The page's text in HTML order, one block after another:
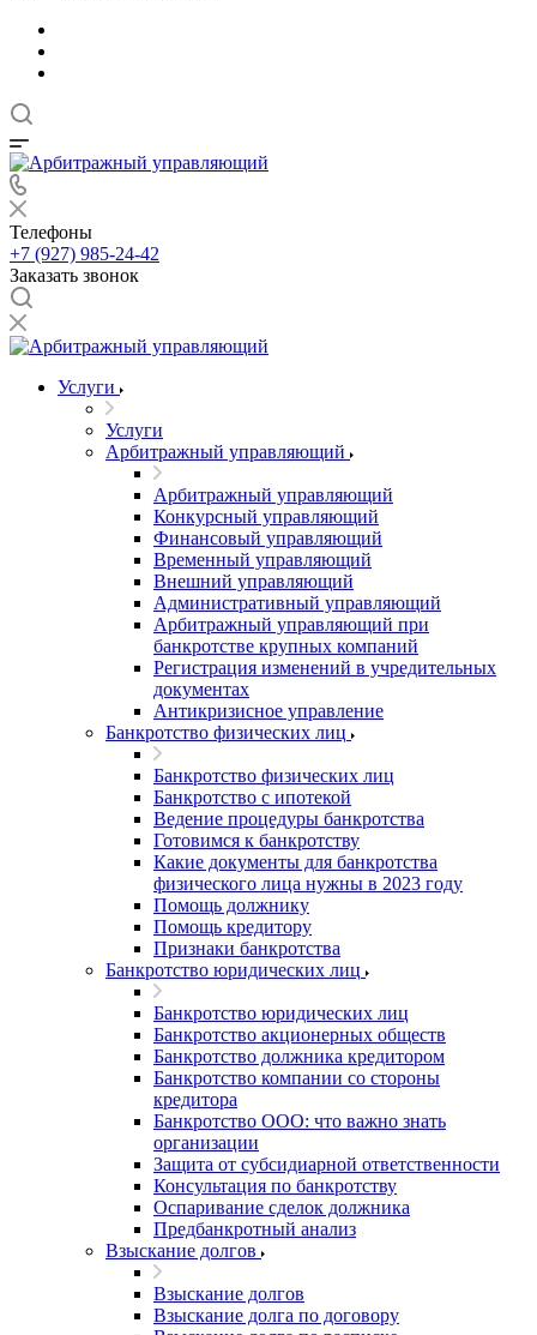
Телефоны
+7 (927) 985-24-42
Заказать звонок
Услуги
Услуги
Арбитражный управляющий
Арбитражный управляющий
Конкурсный управляющий
Финансовый управляющий
Временный управляющий
Внешний управляющий
Административный управляющий
Арбитражный управляющий при
банкротстве крупных компаний
Регистрация изменений в учредительных
документах
Антикризисное управление
Банкротство физических лиц
Банкротство физических лиц
Банкротство с ипотекой
Ведение процедуры банкротства
Готовимся к банкротству
Какие документы для банкротства
физического лица нужны в 2023 году
Помощь должнику
Помощь кредитору
Признаки банкротства
Банкротство юридических лиц
Банкротство юридических лиц
Банкротство акционерных обществ
Банкротство должника кредитором
Банкротство компании со стороны
кредитора
Банкротство ООО: что важно знать
организации
Защита от субсидиарной ответственности
Консультация по банкротству
Оспаривание сделок должника
Предбанкротный анализ
Взыскание долгов
Взыскание долгов
Взыскание долга по договору